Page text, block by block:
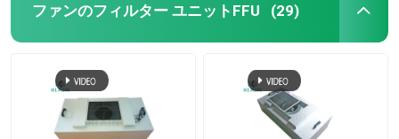
ファンのフィルター ユニットFFU (29)